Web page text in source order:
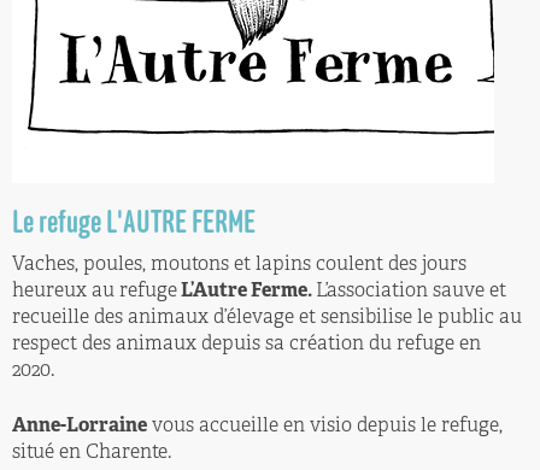
Le refuge L'AUTRE FERME
Vaches, poules, moutons et lapins coulent des jours
heureux au refugeL’Autre Ferme. L’association sauve et
recueille des animaux d’élevage et sensibilise le public au
respect des animaux depuis sa création du refuge en
2020.
Anne-Lorraine vous accueille en visio depuis le refuge,
situé en Charente.